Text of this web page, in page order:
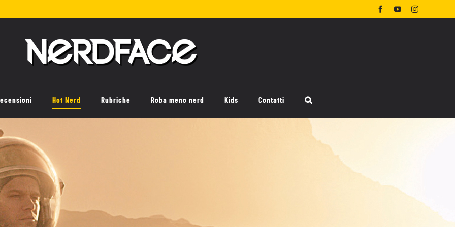
FacebookYouTubeInstagram
Hot Nerd Rubriche Roba meno nerd Kids Contatti